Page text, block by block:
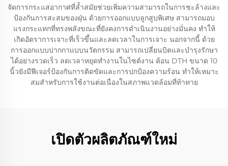
จัดการกระแสอากาศที่ล้ำสมัยช่วยเพิ่มความสามารถในการชะล้างและ
ป้องกันการสะสมของฝุ่น ด้วยการออกแบบลูกสูบพิเศษ สามารถมอบ
แรงกระแทกที่ทรงพลังขณะที่ยังคงการดำเนินงานอย่างมั่นคง ทำให้
เกิดอัตราการเจาะที่เร็วขึ้นและลดเวลาในการเจาะ นอกจากนี้ ด้วย
การออกแบบปากกาแบบนวัตกรรม สามารถเปลี่ยนบิตและบำรุงรักษา
ได้อย่างรวดเร็ว ลดเวลาหยุดทำงานในไซต์งาน ค้อน DTH ขนาด 10
นิ้วยังมีฟีเจอร์ป้องกันการติดขัดและการปกป้องความร้อน ทำให้เหมาะ
สมสำหรับการใช้งานต่อเนื่องในสภาพแวดล้อมที่ท้าทาย
เปิดตัวผลิตภัณฑ์ใหม่